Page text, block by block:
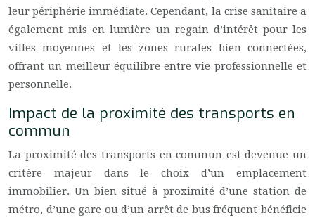
leur périphérie immédiate. Cependant, la crise sanitaire a
également mis en lumière un regain d’intérêt pour les
villes moyennes et les zones rurales bien connectées,
offrant un meilleur équilibre entre vie professionnelle et
personnelle.
Impact de la proximité des transports en
commun
La proximité des transports en commun est devenue un
critère majeur dans le choix d’un emplacement
immobilier. Un bien situé à proximité d’une station de
métro, d’une gare ou d’un arrêt de bus fréquent bénéficie